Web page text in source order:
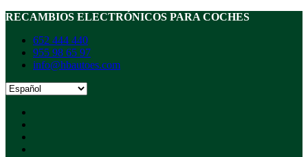
RECAMBIOS ELECTRÓNICOS PARA COCHES
652 444 440
955 98 65 97
info@hbautoes.com